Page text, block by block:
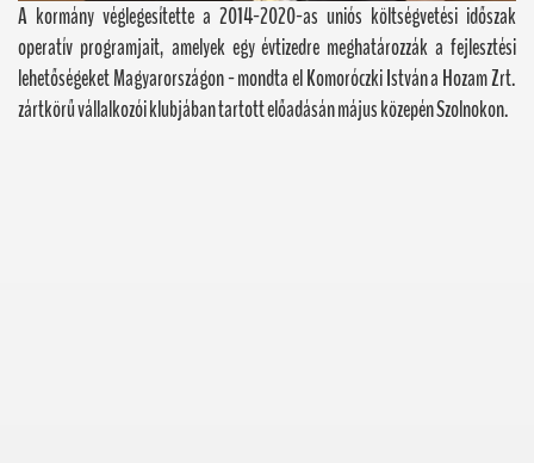
A kormány véglegesítette a 2014-2020-as uniós költségvetési időszak
operatív programjait, amelyek egy évtizedre meghatározzák a fejlesztési
lehetőségeket Magyarországon - mondta el Komoróczki István a Hozam Zrt.
zártkörű vállalkozói klubjában tartott előadásán május közepén Szolnokon.